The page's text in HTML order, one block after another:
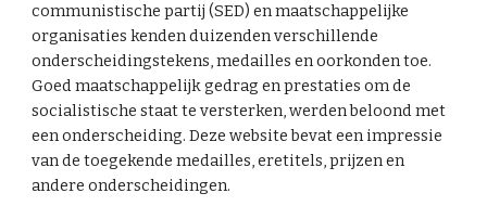
communistische partij (SED) en maatschappelijke
organisaties kenden duizenden verschillende
onderscheidingstekens, medailles en oorkonden toe.
Goed maatschappelijk gedrag en prestaties om de
socialistische staat te versterken, werden beloond met
een onderscheiding. Deze website bevat een impressie
van de toegekende medailles, eretitels, prijzen en
andere onderscheidingen.